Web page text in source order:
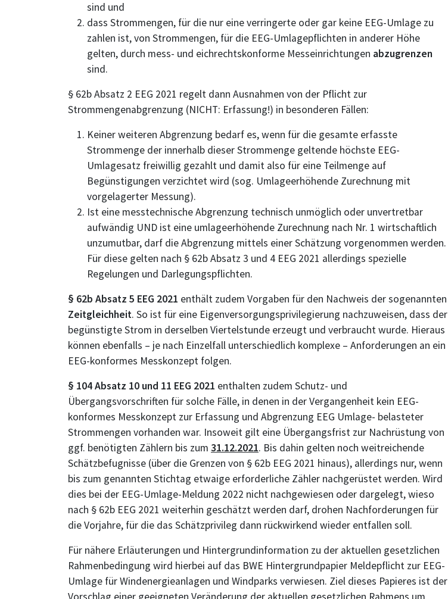
sind und
dass Strommengen, für die nur eine verringerte oder gar keine EEG-Umlage zu
zahlen ist, von Strommengen, für die EEG-Umlagepflichten in anderer Höhe
gelten, durch mess- und eichrechtskonforme Messeinrichtungen abzugrenzen
sind.
§ 62b Absatz 2 EEG 2021 regelt dann Ausnahmen von der Pflicht zur
Strommengenabgrenzung (NICHT: Erfassung!) in besonderen Fällen:
Keiner weiteren Abgrenzung bedarf es, wenn für die gesamte erfasste
Strommenge der innerhalb dieser Strommenge geltende höchste EEG-
Umlagesatz freiwillig gezahlt und damit also für eine Teilmenge auf
Begünstigungen verzichtet wird (sog. Umlageerhöhende Zurechnung mit
vorgelagerter Messung).
Ist eine messtechnische Abgrenzung technisch unmöglich oder unvertretbar
aufwändig UND ist eine umlageerhöhende Zurechnung nach Nr. 1 wirtschaftlich
unzumutbar, darf die Abgrenzung mittels einer Schätzung vorgenommen werden.
Für diese gelten nach § 62b Absatz 3 und 4 EEG 2021 allerdings spezielle
Regelungen und Darlegungspflichten.
§ 62b Absatz 5 EEG 2021 enthält zudem Vorgaben für den Nachweis der sogenannten
Zeitgleichheit. So ist für eine Eigenversorgungsprivilegierung nachzuweisen, dass der
begünstigte Strom in derselben Viertelstunde erzeugt und verbraucht wurde. Hieraus
können ebenfalls – je nach Einzelfall unterschiedlich komplexe – Anforderungen an ein
EEG-konformes Messkonzept folgen.
§ 104 Absatz 10 und 11 EEG 2021 enthalten zudem Schutz- und
Übergangsvorschriften für solche Fälle, in denen in der Vergangenheit kein EEG-
konformes Messkonzept zur Erfassung und Abgrenzung EEG Umlage- belasteter
Strommengen vorhanden war. Insoweit gilt eine Übergangsfrist zur Nachrüstung von
ggf. benötigten Zählern bis zum 31.12.2021. Bis dahin gelten noch weitreichende
Schätzbefugnisse (über die Grenzen von § 62b EEG 2021 hinaus), allerdings nur, wenn
bis zum genannten Stichtag etwaige erforderliche Zähler nachgerüstet werden. Wird
dies bei der EEG-Umlage-Meldung 2022 nicht nachgewiesen oder dargelegt, wieso
nach § 62b EEG 2021 weiterhin geschätzt werden darf, drohen Nachforderungen für
die Vorjahre, für die das Schätzprivileg dann rückwirkend wieder entfallen soll.
Für nähere Erläuterungen und Hintergrundinformation zu der aktuellen gesetzlichen
Rahmenbedingung wird hierbei auf das BWE Hintergrundpapier Meldepflicht zur EEG-
Umlage für Windenergieanlagen und Windparks verwiesen. Ziel dieses Papieres ist der